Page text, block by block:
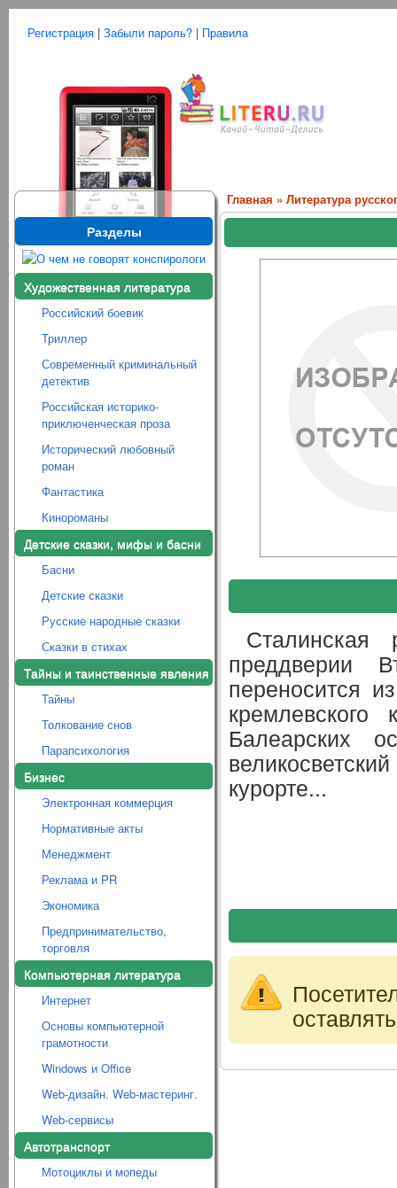
Регистрация | Забыли пароль? | Правила
Разделы
Художественная литература
Российский боевик
Триллер
Современный криминальный
детектив
Российская историко-
приключенческая проза
Исторический любовный
роман
Фантастика
Кинороманы
Детские сказки, мифы и басни
Басни
Детские сказки
Русские народные сказки
Сказки в стихах
Тайны и таинственные явления
Тайны
Толкование снов
Парапсихология
Бизнес
Электронная коммерция
Нормативные акты
Менеджмент
Реклама и PR
Экономика
Предпринимательство,
торговля
Компьютерная литература
Интернет
Основы компьютерной
грамотности
Windows и Office
Web-дизайн. Web-мастеринг.
Web-сервисы
Автотранспорт
Мотоциклы и мопеды
Главная » Литература
Сталинская
преддверии
переносится
Балеарских
курорте...